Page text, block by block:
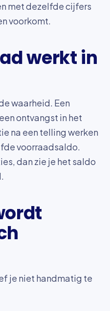
met dezelfde cijfers
voorkomt.
werkt in
waarheid. Een
ontvangst in het
na een telling werken
voorraadsaldo.
dan zie je het saldo
je niet handmatig te